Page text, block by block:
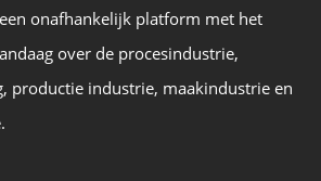
onafhankelijk platform met het
over de procesindustrie,
productie industrie, maakindustrie en